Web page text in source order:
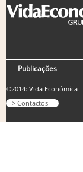
Publicações
©2014::Vida Económica
> Contactos